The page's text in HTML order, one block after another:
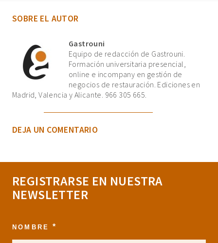
SOBRE EL AUTOR
Gastrouni
Equipo de redacción de Gastrouni.
Formación universitaria presencial,
online e incompany en gestión de
negocios de restauración. Ediciones en
Madrid, Valencia y Alicante. 966 305 665.
DEJA UN COMENTARIO
REGISTRARSE EN NUESTRA
NEWSLETTER
NOMBRE*